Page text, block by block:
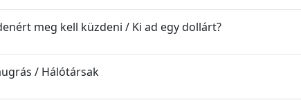
meg kell küzdeni / Ki ad egy dollárt?
/ Hálótársak